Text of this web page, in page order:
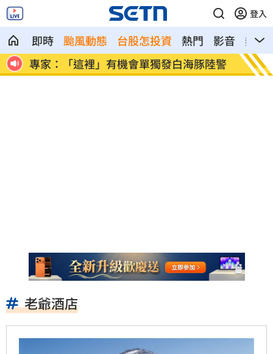
登入
即時 颱風動態 台股怎投資 熱門 影音
熱搜
警
印度男來台觀光又偷又騙…把全聯當提款
機
白海
60％
老爺酒店